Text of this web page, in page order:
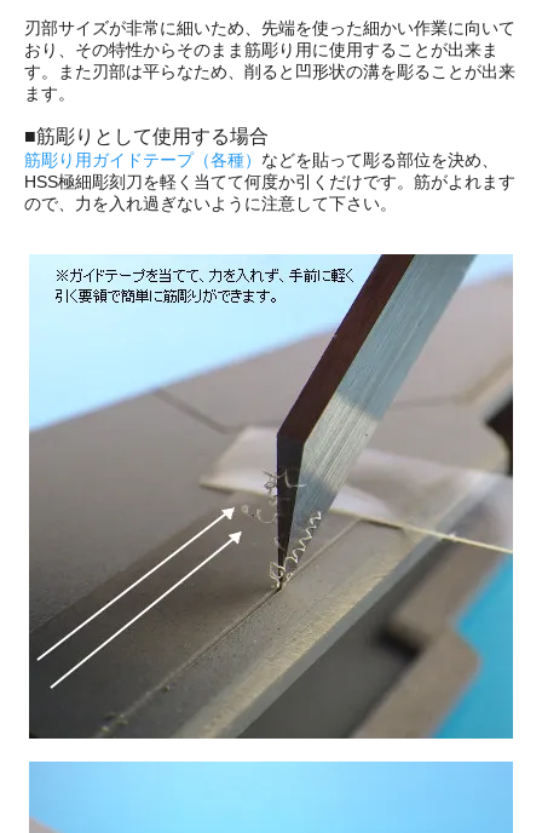
刃部サイズが非常に細いため、先端を使った細かい作業に向いて
おり、その特性からそのまま筋彫り用に使用することが出来ま
す。また刃部は平らなため、削ると凹形状の溝を彫ることが出来
ます。
■筋彫りとして使用する場合
筋彫り用ガイドテープ（各種） などを貼って彫る部位を決め、
HSS極細彫刻刀を軽く当てて何度か引くだけです。筋がよれます
ので、力を入れ過ぎないように注意して下さい。